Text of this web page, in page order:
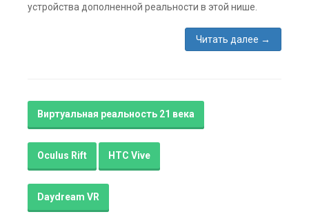
устройства дополненной реальности в этой нише.
Читать далее →
Hololens,
дополненная
машины,
новости,
технологии
Виртуальная реальность 21 века
Oculus Rift HTC Vive
Daydream VR